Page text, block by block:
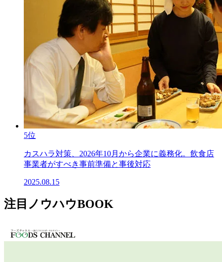
5位
カスハラ対策、2026年10月から企業に義務化。飲食店
事業者がすべき事前準備と事後対応
2025.08.15
注目ノウハウBOOK